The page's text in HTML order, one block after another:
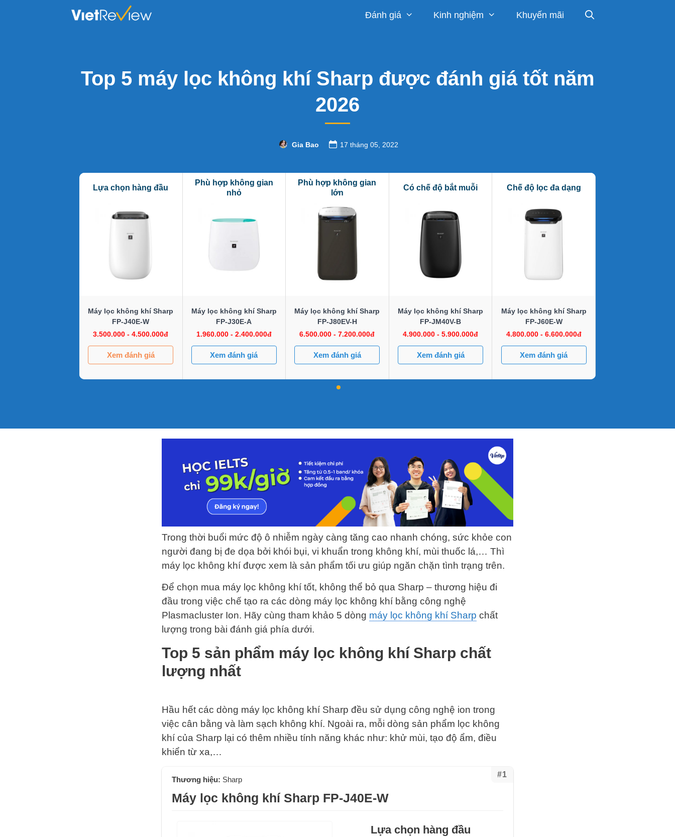
Đánh giá Kinh nghiệm Khuyến mãi
Top 5 máy lọc không khí Sharp được đánh giá tốt năm
2026
Gia Bao 17 tháng 05, 2022
Lựa chọn hàng đầu
Máy lọc không khí Sharp
FP-J40E-W
3.500.000 - 4.500.000đ
Xem đánh giá
Phù hợp không gian
nhỏ
Máy lọc không khí Sharp
FP-J30E-A
1.960.000 - 2.400.000đ
Xem đánh giá
Phù hợp không gian
lớn
Máy lọc không khí Sharp
FP-J80EV-H
6.500.000 - 7.200.000đ
Xem đánh giá
Có chế độ bắt muỗi
Máy lọc không khí Sharp
FP-JM40V-B
4.900.000 - 5.900.000đ
Xem đánh giá
Chế độ lọc đa dạng
Máy lọc không khí Sharp
FP-J60E-W
4.800.000 - 6.600.000đ
Xem đánh giá
Trong thời buổi mức độ ô nhiễm ngày càng tăng cao nhanh chóng, sức khỏe con
người đang bị đe dọa bởi khói bụi, vi khuẩn trong không khí, mùi thuốc lá,… Thì
máy lọc không khí được xem là sản phẩm tối ưu giúp ngăn chặn tình trạng trên.
Để chọn mua máy lọc không khí tốt, không thể bỏ qua Sharp – thương hiệu đi
đầu trong việc chế tạo ra các dòng máy lọc không khí bằng công nghệ
Plasmacluster Ion. Hãy cùng tham khảo 5 dòng máy lọc không khí Sharp chất
lượng trong bài đánh giá phía dưới.
Top 5 sản phẩm máy lọc không khí Sharp chất
lượng nhất
Hầu hết các dòng máy lọc không khí Sharp đều sử dụng công nghệ ion trong
việc cân bằng và làm sạch không khí. Ngoài ra, mỗi dòng sản phẩm lọc không
khí của Sharp lại có thêm nhiều tính năng khác như: khử mùi, tạo độ ẩm, điều
khiển từ xa,…
#1
Thương hiệu: Sharp
Máy lọc không khí Sharp FP-J40E-W
Lựa chọn hàng đầu